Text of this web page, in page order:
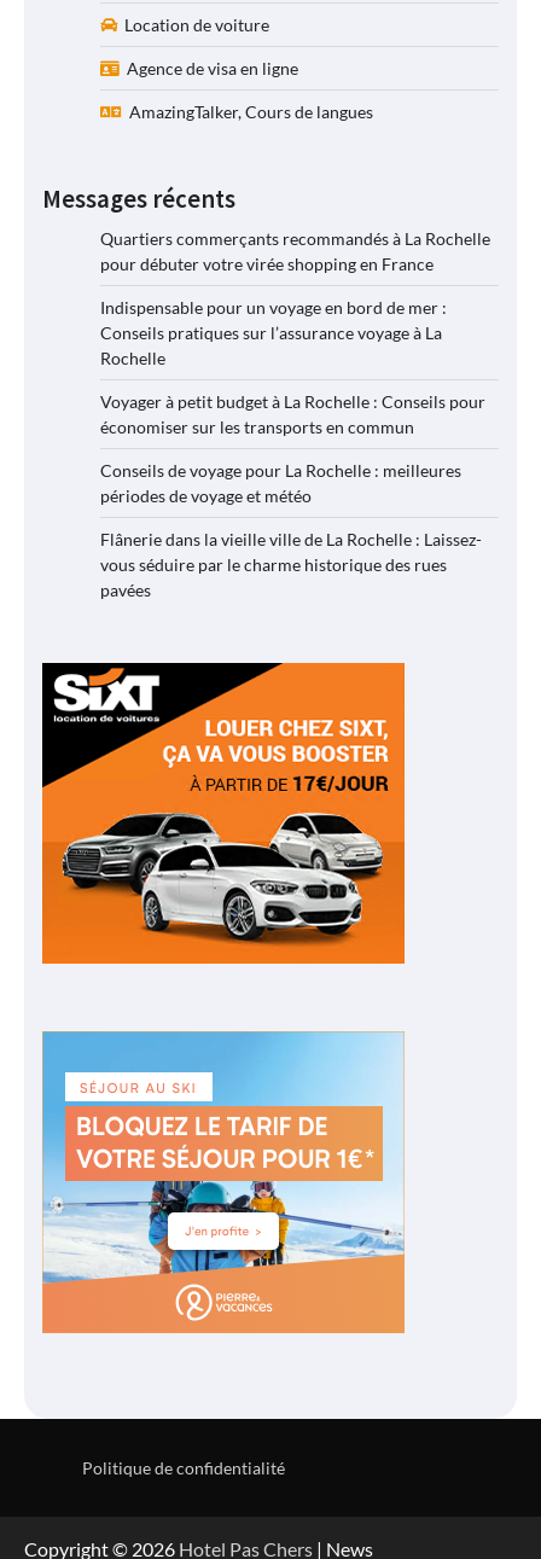
Location de voiture
Agence de visa en ligne
AmazingTalker, Cours de langues
Messages récents
Quartiers commerçants recommandés à La Rochelle
pour débuter votre virée shopping en France
Indispensable pour un voyage en bord de mer :
Conseils pratiques sur l’assurance voyage à La
Rochelle
Voyager à petit budget à La Rochelle : Conseils pour
économiser sur les transports en commun
Conseils de voyage pour La Rochelle : meilleures
périodes de voyage et météo
Flânerie dans la vieille ville de La Rochelle : Laissez-
vous séduire par le charme historique des rues
pavées
Politique de confidentialité
Copyright © 2026 Hotel Pas Chers | News